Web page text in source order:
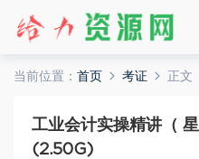
当前位置： 首页 考证 正文
工业会计实操精讲（
(2.50G)